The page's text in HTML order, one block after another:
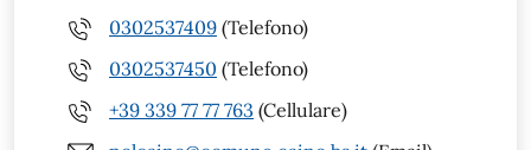
0302537409 (Telefono)
0302537450 (Telefono)
+39 339 77 77 763 (Cellulare)